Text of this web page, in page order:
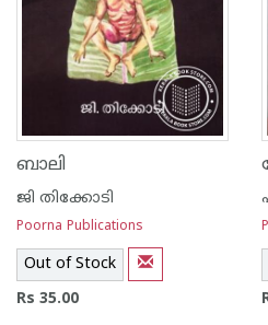
ബാലി
ജി തിക്കോടി
Poorna Publications
Out of Stock
Rs 35.00